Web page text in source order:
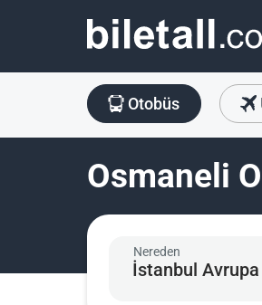
Otobüs
Osmaneli
Nereden